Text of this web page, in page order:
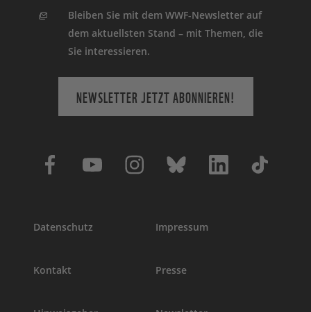
Bleiben Sie mit dem WWF-Newsletter auf
dem aktuellsten Stand – mit Themen, die
Sie interessieren.
NEWSLETTER JETZT ABONNIEREN!
Datenschutz Impressum
Kontakt Presse